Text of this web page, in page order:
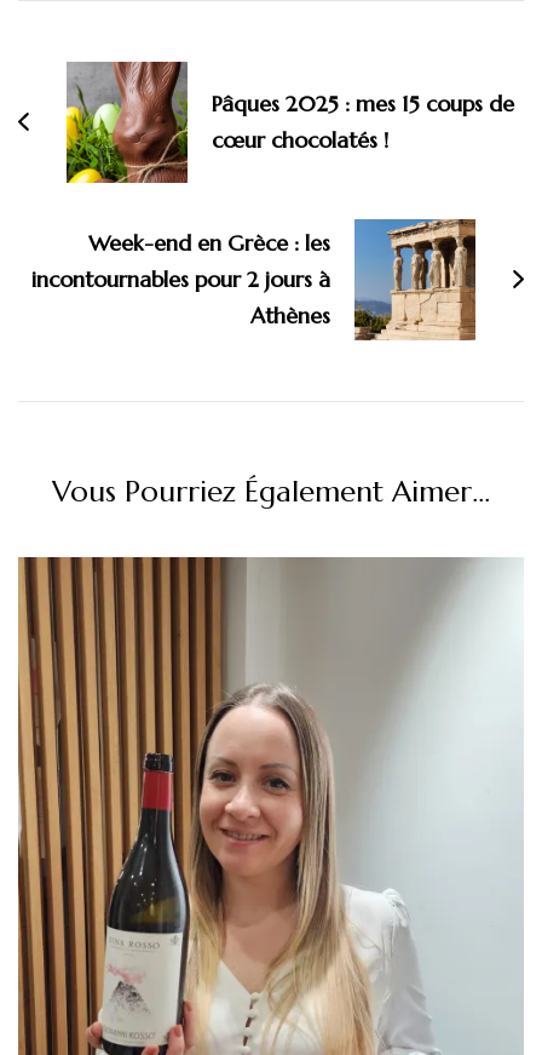
d'article
Pâques 2025 : mes 15 coups de
cœur chocolatés !
Week-end en Grèce : les
incontournables pour 2 jours à
Athènes
Vous Pourriez Également Aimer...